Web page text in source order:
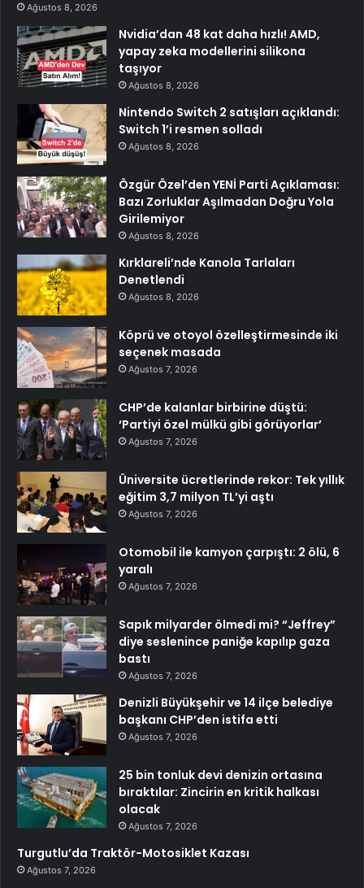
Ağustos 8, 2026
Nvidia’dan 48 kat daha hızlı! AMD,
yapay zeka modellerini silikona
taşıyor
Ağustos 8, 2026
Nintendo Switch 2 satışları açıklandı:
Switch 1’i resmen solladı
Ağustos 8, 2026
Özgür Özel’den YENİ Parti Açıklaması:
Bazı Zorluklar Aşılmadan Doğru Yola
Girilemiyor
Ağustos 8, 2026
Kırklareli’nde Kanola Tarlaları
Denetlendi
Ağustos 8, 2026
Köprü ve otoyol özelleştirmesinde iki
seçenek masada
Ağustos 7, 2026
CHP’de kalanlar birbirine düştü:
‘Partiyi özel mülkü gibi görüyorlar’
Ağustos 7, 2026
Üniversite ücretlerinde rekor: Tek yıllık
eğitim 3,7 milyon TL’yi aştı
Ağustos 7, 2026
Otomobil ile kamyon çarpıştı: 2 ölü, 6
yaralı
Ağustos 7, 2026
Sapık milyarder ölmedi mi? “Jeffrey”
diye seslenince paniğe kapılıp gaza
bastı
Ağustos 7, 2026
Denizli Büyükşehir ve 14 ilçe belediye
başkanı CHP’den istifa etti
Ağustos 7, 2026
25 bin tonluk devi denizin ortasına
bıraktılar: Zincirin en kritik halkası
olacak
Ağustos 7, 2026
Turgutlu’da Traktör-Motosiklet Kazası
Ağustos 7, 2026